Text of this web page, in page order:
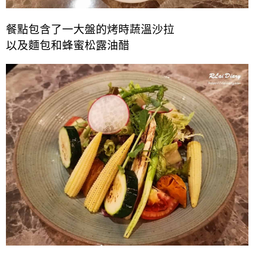
餐點包含了一大盤的烤時蔬溫沙拉
以及麵包和蜂蜜松露油醋